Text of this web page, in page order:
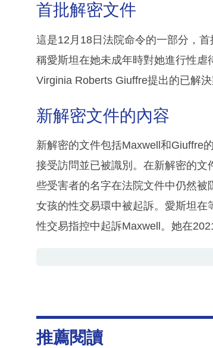
首批解密文件
這是12月18日法院命令的一部分，
稱愛斯坦在她未成年時對她進行性
Virginia Roberts Giuffre提出的已解決
新解密文件的內容
新解密的文件包括Maxwell和Giuffre
接受訪問並已被識別。在新解密的
些受害者的名字在法院文件中仍然
女孩的性交易環中被起訴。愛斯坦
性交易指控中起訴Maxwell。她在
推薦閱讀